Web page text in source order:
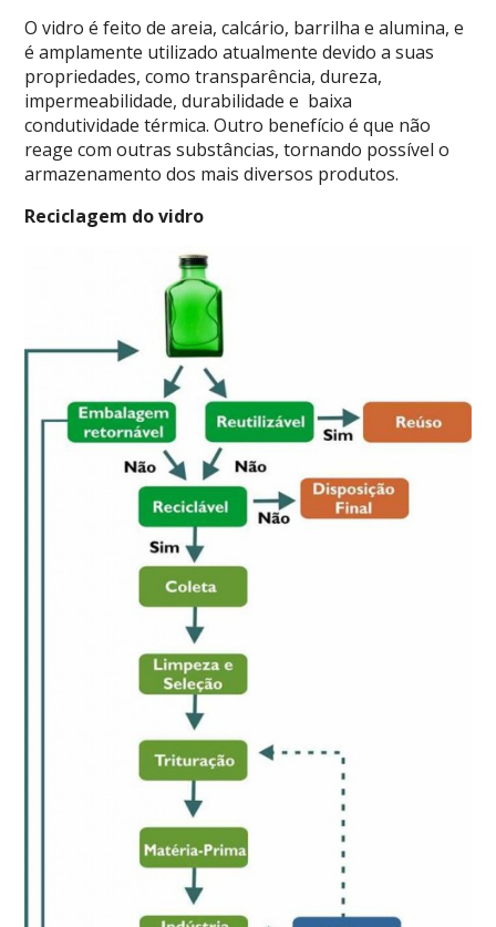
O vidro é feito de areia, calcário, barrilha e alumina, e
é amplamente utilizado atualmente devido a suas
propriedades, como transparência, dureza,
impermeabilidade, durabilidade e baixa
condutividade térmica. Outro benefício é que não
reage com outras substâncias, tornando possível o
armazenamento dos mais diversos produtos.
Reciclagem do vidro